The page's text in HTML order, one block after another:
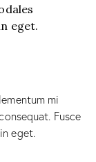
eget.
mi
Fusce
eget.